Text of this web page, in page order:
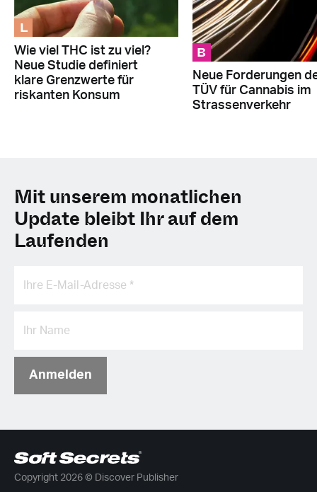
L
Wie viel THC ist zu viel?
Neue Studie definiert
klare Grenzwerte für
riskanten Konsum
B
Neue Forderungen
TÜV für Cannabis im
Strassenverkehr
Mit unserem monatlichen
Update bleibt Ihr auf dem
Laufenden
Anmelden
Copyright 2026 © Discover Publisher